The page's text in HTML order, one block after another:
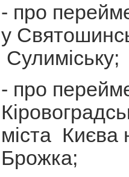
- про
у
Сулиміську;
- про
міста
Брожка;